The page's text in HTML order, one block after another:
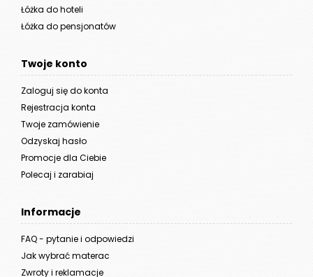
Łóżka do hoteli
Łóżka do pensjonatów
Twoje konto
Zaloguj się do konta
Rejestracja konta
Twoje zamówienie
Odzyskaj hasło
Promocje dla Ciebie
Polecaj i zarabiaj
Informacje
FAQ - pytanie i odpowiedzi
Jak wybrać materac
Zwroty i reklamacje